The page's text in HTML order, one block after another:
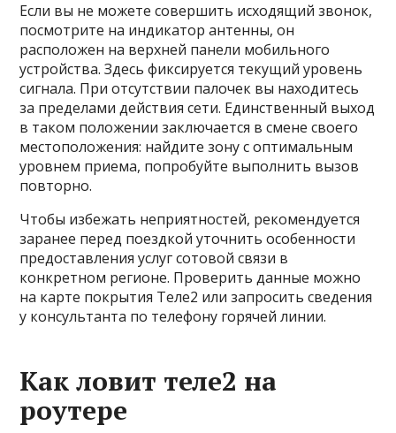
Если вы не можете совершить исходящий звонок,
посмотрите на индикатор антенны, он
расположен на верхней панели мобильного
устройства. Здесь фиксируется текущий уровень
сигнала. При отсутствии палочек вы находитесь
за пределами действия сети. Единственный выход
в таком положении заключается в смене своего
местоположения: найдите зону с оптимальным
уровнем приема, попробуйте выполнить вызов
повторно.
Чтобы избежать неприятностей, рекомендуется
заранее перед поездкой уточнить особенности
предоставления услуг сотовой связи в
конкретном регионе. Проверить данные можно
на карте покрытия Теле2 или запросить сведения
у консультанта по телефону горячей линии.
Как ловит теле2 на
роутере